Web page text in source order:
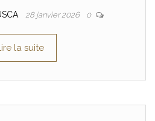
28 janvier 2026 0
la suite